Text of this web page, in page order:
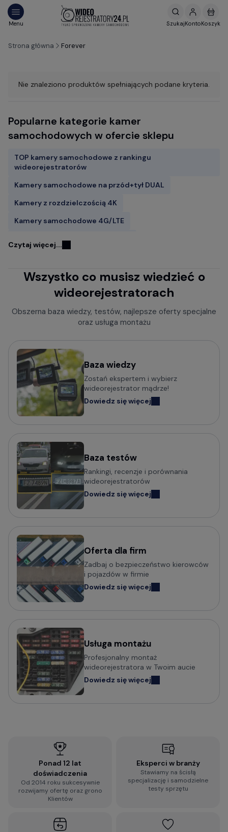
Strona główna Forever
Nie znaleziono produktów spełniających podane kryteria.
Popularne kategorie kamer
samochodowych w ofercie sklepu
TOP kamery samochodowe z rankingu
wideorejestratorów
Kamery samochodowe na przód+tył DUAL
Kamery z rozdzielczością 4K
Kamery samochodowe 4G/LTE
Kamery samochodowe FITCAMX
Wideorejestratory w lusterku wstecznym
Rejestratory jazdy z kamerą cofania
Kamery samochodowe z trybem parkingowym
Rejestratory trasy z czujnikiem ruchu
Mini kamery do samochodu - małe i dyskretne
Kamery samochodowe z obsługą komend głosowych
Wideorejestratory klasy Premium
Kamery samochodowe odczytujące tablice w nocy (z
Popularni producenci kamer
samochodowych
Wideorejestratory VIOFO
Wideorejestratory 70mai
Wideorejestratory FITCAMX
Wideorejestratory BlackVue
Wideorejestratory FineVu
Wideorejestratory MBG Line
Potrzebujesz porady w wyborze
wideorejestratora?
Sprawdź praktyczny poradnik o tym na co zwrócić
Wypełnij błyskawiczną ankietę i otrzymaj
spersonalizowaną rekomendację dopasowaną do
Twoich wymagań:
2-minutowa ankieta rekomendacji
Czytaj więcej...
Wszystko co musisz wiedzieć o
wideorejestratorach
Obszerna baza wiedzy, testów, najlepsze oferty specjalne
oraz usługa montażu
Baza wiedzy
Zostań ekspertem i wybierz
wideorejestrator mądrze!
Dowiedz się więcej
Baza testów
Rankingi, recenzje i porównania
wideorejestratorów
Dowiedz się więcej
Oferta dla firm
Zadbaj o bezpieczeństwo kierowców
i pojazdów w firmie
Dowiedz się więcej
Usługa montażu
Profesjonalny montaż
wideorejestratora w Twoim aucie
Dowiedz się więcej
Ponad 12 lat
doświadczenia
Od 2014 roku sukcesywnie
rozwijamy ofertę oraz grono
Klientów
Eksperci w branży
Stawiamy na ścisłą
specjalizację i samodzielne
testy sprzętu